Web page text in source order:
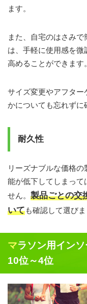
ます。
また、自宅のはさみ
は、手軽に使用感を
高めることができます。
サイズ変更やアフタ
かについても忘れずに
耐久性
リーズナブルな価格
能が低下してしまって
せん。 製品ごとの交
いても確認して選びま
マラソン用インソールおすすめ人気ランキング：
10位～4位